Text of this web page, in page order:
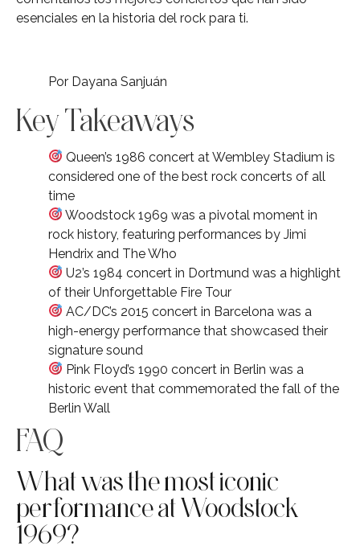
esenciales en la historia del rock para ti.
Por Dayana Sanjuán
Key Takeaways
Queen’s 1986 concert at Wembley Stadium is
considered one of the best rock concerts of all
time
Woodstock 1969 was a pivotal moment in
rock history, featuring performances by Jimi
Hendrix and The Who
U2’s 1984 concert in Dortmund was a highlight
of their Unforgettable Fire Tour
AC/DC’s 2015 concert in Barcelona was a
high-energy performance that showcased their
signature sound
Pink Floyd’s 1990 concert in Berlin was a
historic event that commemorated the fall of the
Berlin Wall
FAQ
What was the most iconic
performance at Woodstock
1969?